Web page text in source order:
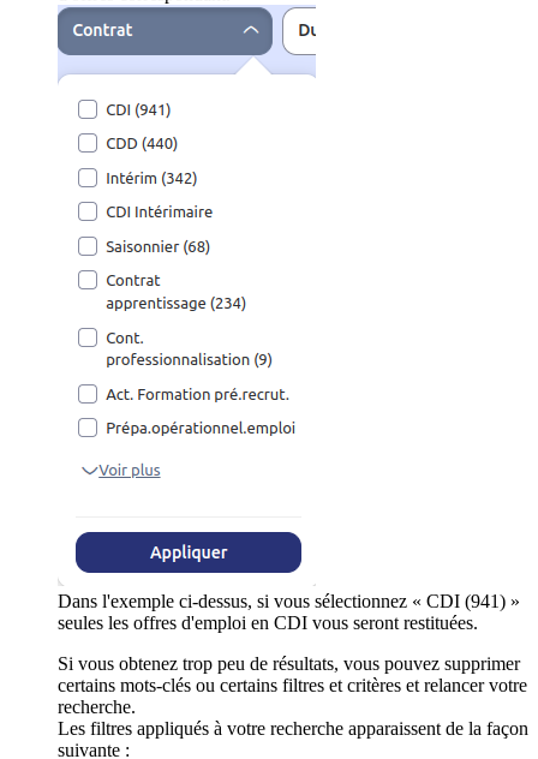
Dans l'exemple ci-dessus, si vous sélectionnez « CDI (941) »
seules les offres d'emploi en CDI vous seront restituées.
Si vous obtenez trop peu de résultats, vous pouvez supprimer
certains mots-clés ou certains filtres et critères et relancer votre
recherche.
Les filtres appliqués à votre recherche apparaissent de la façon
suivante :